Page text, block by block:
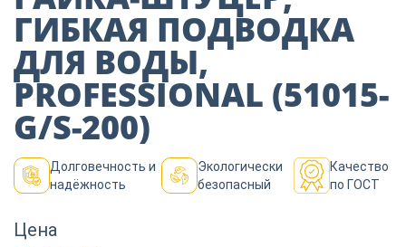
Пиломатериалы
Декор
Изоляция
ГИБКАЯ ПОДВОДКА
ДЛЯ ВОДЫ,
PROFESSIONAL (51015-
G/S-200)
Долговечность и
надёжность
Экологически
безопасный
Качество
по ГОСТ
Цена